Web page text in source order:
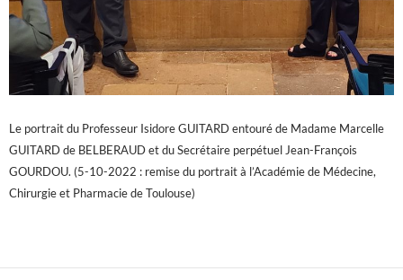
Le portrait du Professeur Isidore GUITARD entouré de Madame Marcelle
GUITARD de BELBERAUD et du Secrétaire perpétuel Jean-François
GOURDOU. (5-10-2022 : remise du portrait à l’Académie de Médecine,
Chirurgie et Pharmacie de Toulouse)